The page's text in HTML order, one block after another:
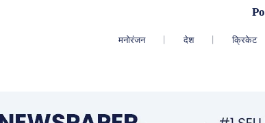
मनोरंजन देश क्रिकेट